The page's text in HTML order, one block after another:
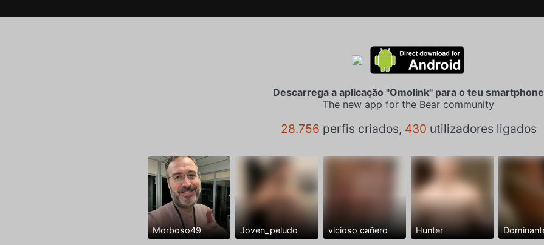
Descarrega a aplicação "Omolink" para o teu smartphone
The new app for the Bear community
28.756 perfis criados, 430 utilizadores ligados
Morboso49 Joven_peludo vicioso cañero Hunter